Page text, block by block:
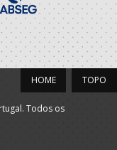
/ Infantis M
TOPO
HOME
Todos os